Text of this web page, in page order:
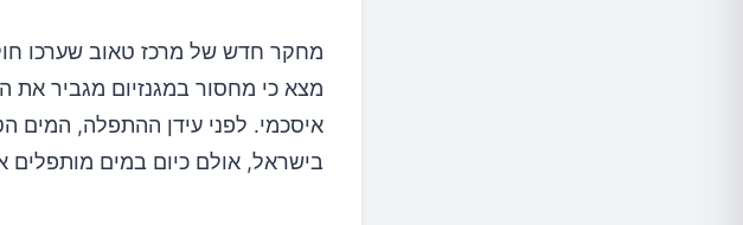
מחקר חדש של מרכז טאוב שערכו
בישראל, אולם כיום במים מותפלים